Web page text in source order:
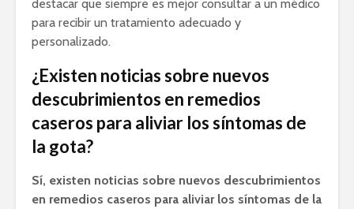
destacar que siempre es mejor consultar a un médico
para recibir un tratamiento adecuado y
personalizado.
¿Existen noticias sobre nuevos
descubrimientos en remedios
caseros para aliviar los síntomas de
la gota?
Sí, existen noticias sobre nuevos descubrimientos
en remedios caseros para aliviar los síntomas de la